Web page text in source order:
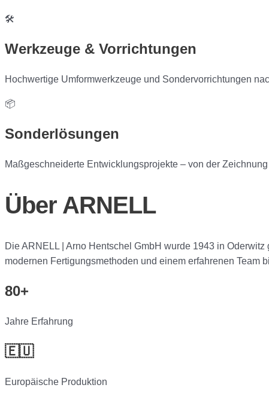
🛠️
Werkzeuge & Vorrichtungen
Hochwertige Umformwerkzeuge und Sondervorrichtungen
📦
Sonderlösungen
Maßgeschneiderte Entwicklungsprojekte – von der
Über ARNELL
Die ARNELL | Arno Hentschel GmbH wurde 1943 in
modernen Fertigungsmethoden und einem erfahrenen Team
80+
Jahre Erfahrung
🇪🇺
Europäische Produktion